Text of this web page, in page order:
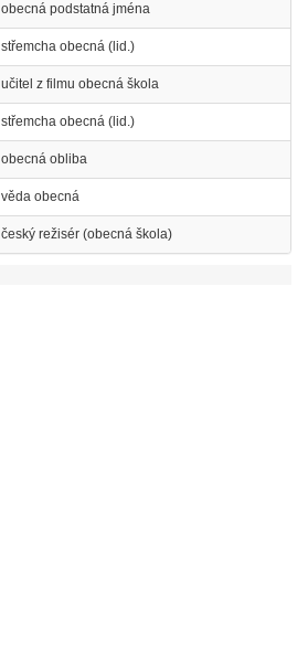
obecná podstatná jména
střemcha obecná (lid.)
učitel z filmu obecná škola
střemcha obecná (lid.)
obecná obliba
věda obecná
český režisér (obecná škola)